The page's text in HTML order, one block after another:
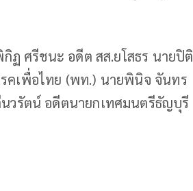
ฏ ศรีชนะ อดีต สส.ยโสธร นายปิติ
คเพื่อไทย (พท.) นายพินิจ จันทร
วรัตน์ อดีตนายกเทศมนตรีธัญบุรี